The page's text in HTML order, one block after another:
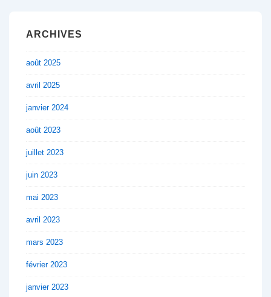
ARCHIVES
août 2025
avril 2025
janvier 2024
août 2023
juillet 2023
juin 2023
mai 2023
avril 2023
mars 2023
février 2023
janvier 2023